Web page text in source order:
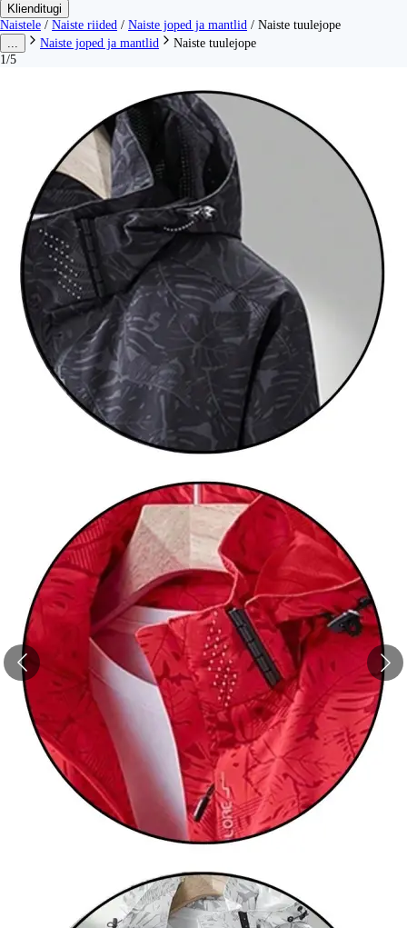
Klienditugi
Naistele / Naiste riided / Naiste joped ja mantlid / Naiste tuulejope
Naiste joped ja mantlid
Naiste tuulejope
1/5